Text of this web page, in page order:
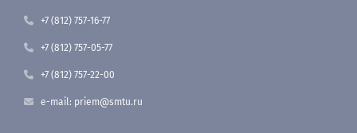
+7 (812) 757-16-77
+7 (812) 757-05-77
+7 (812) 757-22-00
e-mail: priem@smtu.ru